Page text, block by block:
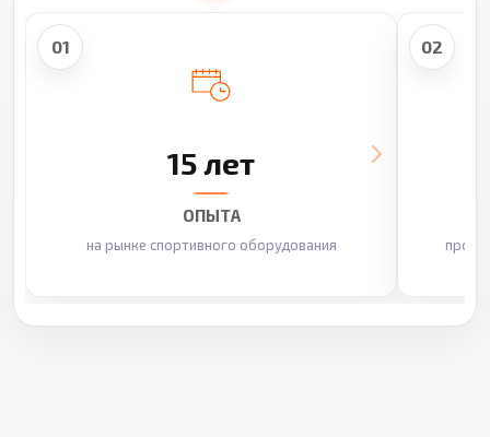
01
15 лет
ОПЫТА
на рынке спортивного оборудования
02